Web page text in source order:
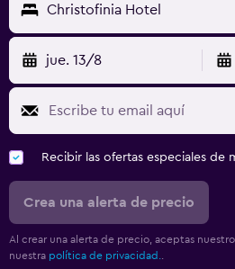
Christofinia Hotel
jue. 13/8
Recibir las ofertas especiales de
Crea una alerta de precio
Al crear una alerta de precio, aceptas
nuestra política de privacidad.